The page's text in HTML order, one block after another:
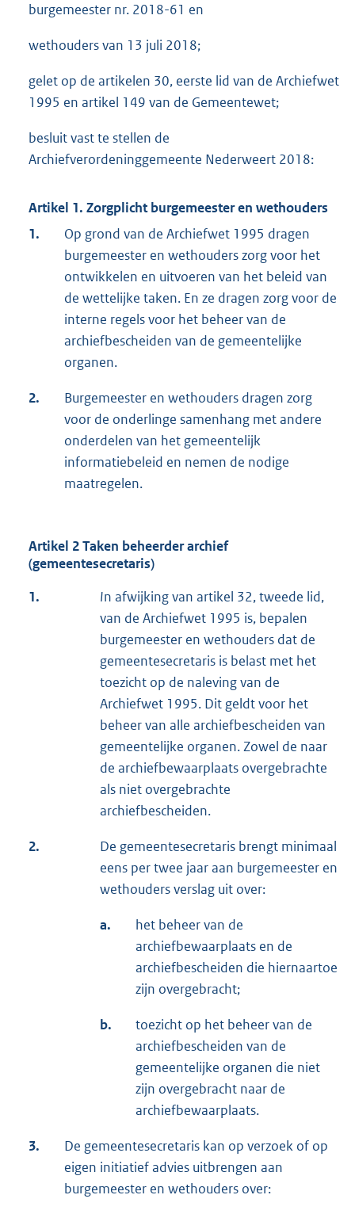
burgemeester nr. 2018-61 en
wethouders van 13 juli 2018;
gelet op de artikelen 30, eerste lid van de Archiefwet
1995 en artikel 149 van de Gemeentewet;
besluit vast te stellen de
Archiefverordeninggemeente Nederweert 2018:
Artikel 1. Zorgplicht burgemeester en wethouders
1.
Op grond van de Archiefwet 1995 dragen
burgemeester en wethouders zorg voor het
ontwikkelen en uitvoeren van het beleid van
de wettelijke taken. En ze dragen zorg voor de
interne regels voor het beheer van de
archiefbescheiden van de gemeentelijke
organen.
2.
Burgemeester en wethouders dragen zorg
voor de onderlinge samenhang met andere
onderdelen van het gemeentelijk
informatiebeleid en nemen de nodige
maatregelen.
Artikel 2 Taken beheerder archief
(gemeentesecretaris)
1.
In afwijking van artikel 32, tweede lid,
van de Archiefwet 1995 is, bepalen
burgemeester en wethouders dat de
gemeentesecretaris is belast met het
toezicht op de naleving van de
Archiefwet 1995. Dit geldt voor het
beheer van alle archiefbescheiden van
gemeentelijke organen. Zowel de naar
de archiefbewaarplaats overgebrachte
als niet overgebrachte
archiefbescheiden.
2.
De gemeentesecretaris brengt minimaal
eens per twee jaar aan burgemeester en
wethouders verslag uit over:
a.
het beheer van de
archiefbewaarplaats en de
archiefbescheiden die hiernaartoe
zijn overgebracht;
b.
toezicht op het beheer van de
archiefbescheiden van de
gemeentelijke organen die niet
zijn overgebracht naar de
archiefbewaarplaats.
3.
De gemeentesecretaris kan op verzoek of op
eigen initiatief advies uitbrengen aan
burgemeester en wethouders over: